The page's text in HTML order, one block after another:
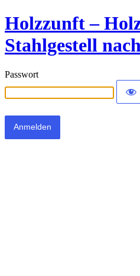
Holzzunft –
Stahlgestell
Passwort